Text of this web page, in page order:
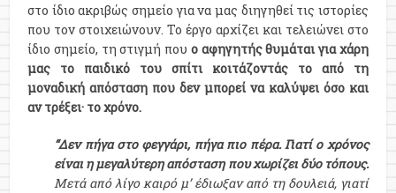
στο ίδιο ακριβώς σημείο για να μας διηγηθεί τις ιστορίες
που τον στοιχειώνουν. Το έργο αρχίζει και τελειώνει στο
ίδιο σημείο, τη στιγμή που ο αφηγητής θυμάται για χάρη
μας το παιδικό του σπίτι κοιτάζοντάς το από τη
μοναδική απόσταση που δεν μπορεί να καλύψει όσο και
αν τρέξει· το χρόνο.
“Δεν πήγα στο φεγγάρι, πήγα πιο πέρα. Γιατί ο χρόνος
είναι η μεγαλύτερη απόσταση που χωρίζει δύο τόπους.
Μετά από λίγο καιρό μ’ έδιωξαν από τη δουλειά, γιατί